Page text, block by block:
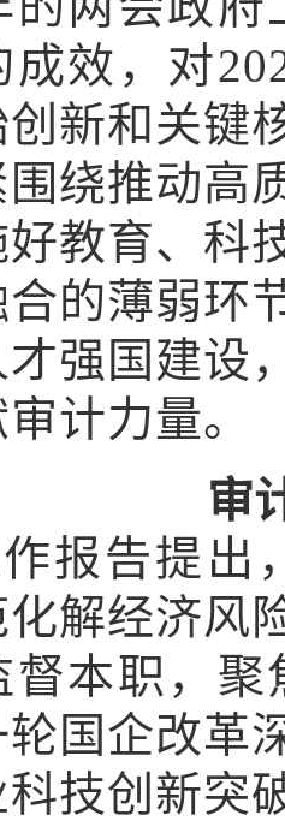
成效，对
新和关键
绕推动高
教育、科
的薄弱环
强国建设
计力量。
审
报告提出
解经济风
督本职，聚
轮国企改革
技创新突